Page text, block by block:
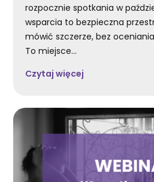
rozpocznie spotkania w
wsparcia to bezpieczna
mówić szczerze, bez
To miejsce...
Czytaj więcej